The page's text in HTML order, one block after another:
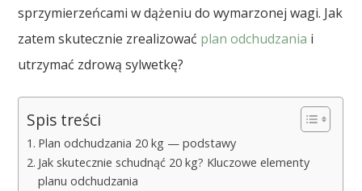
sprzymierzeńcami w dążeniu do wymarzonej wagi. Jak
zatem skutecznie zrealizować plan odchudzania i
utrzymać zdrową sylwetkę?
Spis treści
Plan odchudzania 20 kg — podstawy
Jak skutecznie schudnąć 20 kg? Kluczowe elementy
planu odchudzania